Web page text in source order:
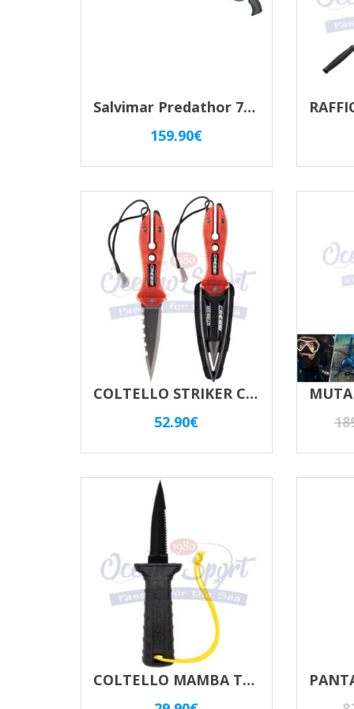
Salvimar Predathor 75 Vuoto – Fucile Subacqueo Pneumatico Con Regolatore Di Potenza
159.90€
COLTELLO STRIKER CRESSI SUB
52.90€
COLTELLO MAMBA TEFLON CRESSI SUB